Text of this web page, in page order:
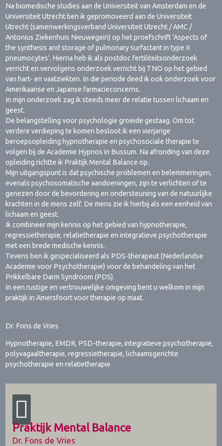
Na biomedische studies aan de Universiteit van Amsterdam en de
Universiteit Utrecht ben ik gepromoveerd aan de Universiteit
Utrecht (samenwerkingsverband Universiteit Utrecht / AMC /
Antonius Ziekenhuis Nieuwegein) op het proefschrift ‘Aspects of
the synthesis and storage of pulmonary surfactant in type II
pneumocytes’. Hierna heb ik als postdoc fertiliteitsonderzoek
verricht en vervolgens onderzoek verricht bij TNO op het gebied
van hart- en vaatziekten. In die periode deed ik ook onderzoek voor
Amerikaanse en Japanse farmacieconcerns.
In mijn onderzoek zag ik steeds meer de relatie tussen lichaam en
geest.
De belangstelling voor psychologie groeide gestaag. Om tot
verdere verdieping te komen besloot ik een vierjarige
beroepsopleiding hypnotherapie en psychosociale therapie te
volgen bij de Academie Hypnos in Bussum. Na afronding van deze
opleiding richtte ik Praktijk Mental Balance op.
Mijn uitgangspunt is dat psychische problemen en belemmeringen,
evenals psychosomatische aandoeningen, zijn te verlichten of te
genezen door de bevordering en ondersteuning van de natuurlijke
krachten in de mens zelf. De mens zie ik hierbij als een eenheid van
lichaam en geest.
Ik combineer mijn kennis op het gebied van hypnotherapie,
regressietherapie, relatietherapie en integratieve psychotherapie
met een brede medische kennis.
Tevens ben ik gespecialiseerd als PDS-therapeut (Nederlandse
Academie voor Psychotherapie) voor de behandeling van het
Prikkelbare Darm Syndroom (PDS).
In een rustige en vertrouwelijke omgeving bent u welkom in mijn
praktijk in Amersfoort voor therapie op maat.
Dr. Fons de Vries
Hypnotherapie, EMDR, PSD-therapie, integratieve psychotherapie,
polyvagaaltherapie, regressietherapie, lichaamsgerichte
psychotherapie en relatietherapie
Praktijk Mental Balance
Dr. Fons de Vries